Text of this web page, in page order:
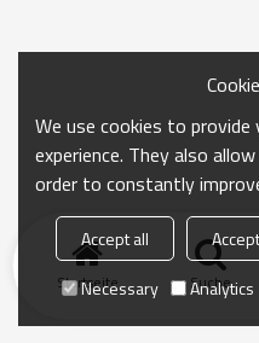
Startseite Suche
We use cookies to
experience. They also
order to constantly
Accept all
Necessary
Analytics